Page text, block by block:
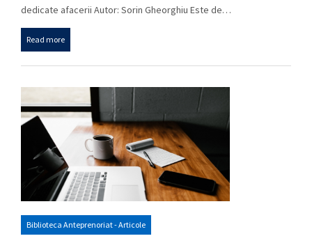
dedicate afacerii Autor: Sorin Gheorghiu Este de…
Read more
Biblioteca Anteprenoriat - Articole